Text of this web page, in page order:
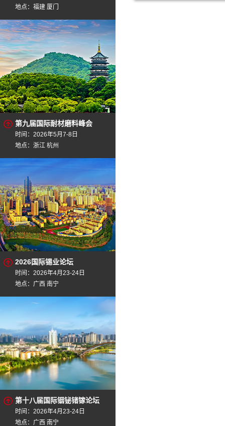
地点：福建 厦门
第九届国际耐材磨料峰会
时间：2026年5月7-8日
地点：浙江 杭州
2026国际锡业论坛
时间：2026年4月23-24日
地点：广西 南宁
第十八届国际铟铋锗镓论坛
时间：2026年4月23-24日
地点：广西 南宁